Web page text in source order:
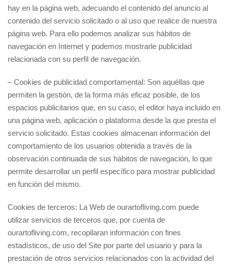
hay en la página web, adecuando el contenido del anuncio al
contenido del servicio solicitado o al uso que realice de nuestra
página web. Para ello podemos analizar sus hábitos de
navegación en Internet y podemos mostrarle publicidad
relacionada con su perfil de navegación.
– Cookies de publicidad comportamental: Son aquéllas que
permiten la gestión, de la forma más eficaz posible, de los
espacios publicitarios que, en su caso, el editor haya incluido en
una página web, aplicación o plataforma desde la que presta el
servicio solicitado. Estas cookies almacenan información del
comportamiento de los usuarios obtenida a través de la
observación continuada de sus hábitos de navegación, lo que
permite desarrollar un perfil específico para mostrar publicidad
en función del mismo.
Cookies de terceros: La Web de ourartofliving.com puede
utilizar servicios de terceros que, por cuenta de
ourartofliving.com, recopilaran información con fines
estadísticos, de uso del Site por parte del usuario y para la
prestación de otros servicios relacionados con la actividad del